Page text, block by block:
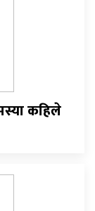
कहिले